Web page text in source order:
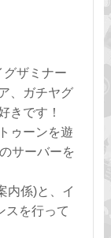
ザミナー
、ガチヤグ
きです！
ゥーンを遊
サーバーを
内係)と、イ
スを行って